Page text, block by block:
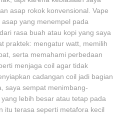
asap rokok konvensional. Vape
yang menempel pada
rasa buah atau kopi yang saya
praktek: mengatur watt, memilih
serta memahami perbedaan
menjaga coil agar tidak
cadangan coil jadi bagian
saya sempat menimbang-
lebih besar atau tetap pada
itu terasa seperti metafora kecil